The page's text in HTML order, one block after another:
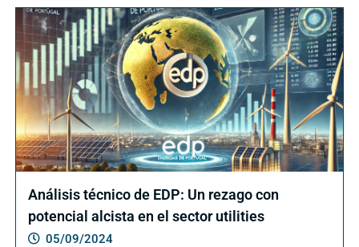
Análisis técnico de EDP: Un rezago con
potencial alcista en el sector utilities
05/09/2024